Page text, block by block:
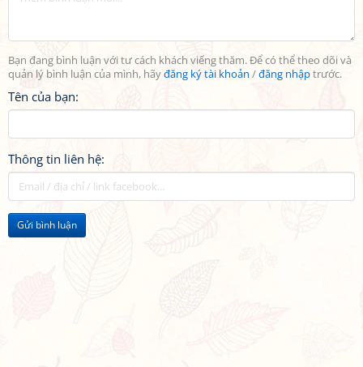
Bạn đang bình luận với tư cách khách viếng thăm. Để có thể theo dõi và
quản lý bình luận của mình, hãyđăng ký tài khoản /đăng nhậptrước.
Tên của bạn:
Thông tin liên hệ:
Gửi bình luận